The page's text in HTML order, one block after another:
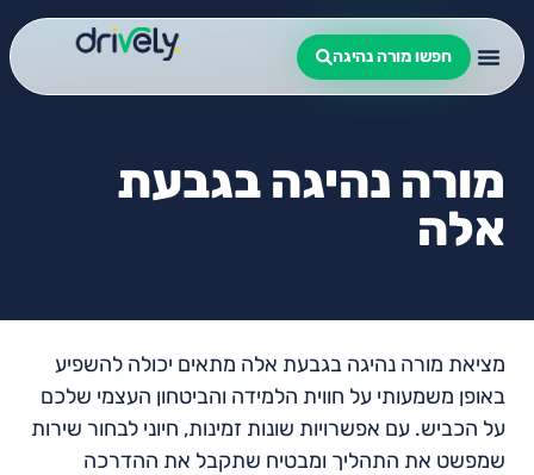
חפשו מורה נהיגה
מורה נהיגה בגבעת
אלה
מציאת מורה נהיגה בגבעת אלה מתאים יכולה להשפיע
באופן משמעותי על חווית הלמידה והביטחון העצמי שלכם
על הכביש. עם אפשרויות שונות זמינות, חיוני לבחור שירות
שמפשט את התהליך ומבטיח שתקבל את ההדרכה